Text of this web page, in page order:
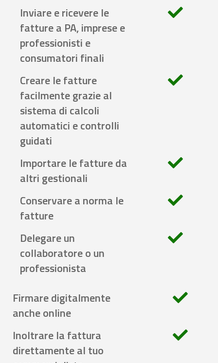
Inviare e ricevere le
fatture a PA, imprese e
professionisti e
consumatori finali
Creare le fatture
facilmente grazie al
sistema di calcoli
automatici e controlli
guidati
Importare le fatture da
altri gestionali
Conservare a norma le
fatture
Delegare un
collaboratore o un
professionista
Firmare digitalmente
anche online
Inoltrare la fattura
direttamente al tuo